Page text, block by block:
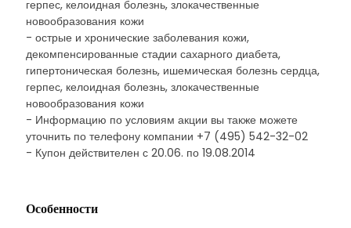
герпес, келоидная болезнь, злокачественные
новообразования кожи
- острые и хронические заболевания кожи,
декомпенсированные стадии сахарного диабета,
гипертоническая болезнь, ишемическая болезнь сердца,
герпес, келоидная болезнь, злокачественные
новообразования кожи
- Информацию по условиям акции вы также можете
уточнить по телефону компании +7 (495) 542-32-02
- Купон действителен с 20.06. по 19.08.2014
Особенности